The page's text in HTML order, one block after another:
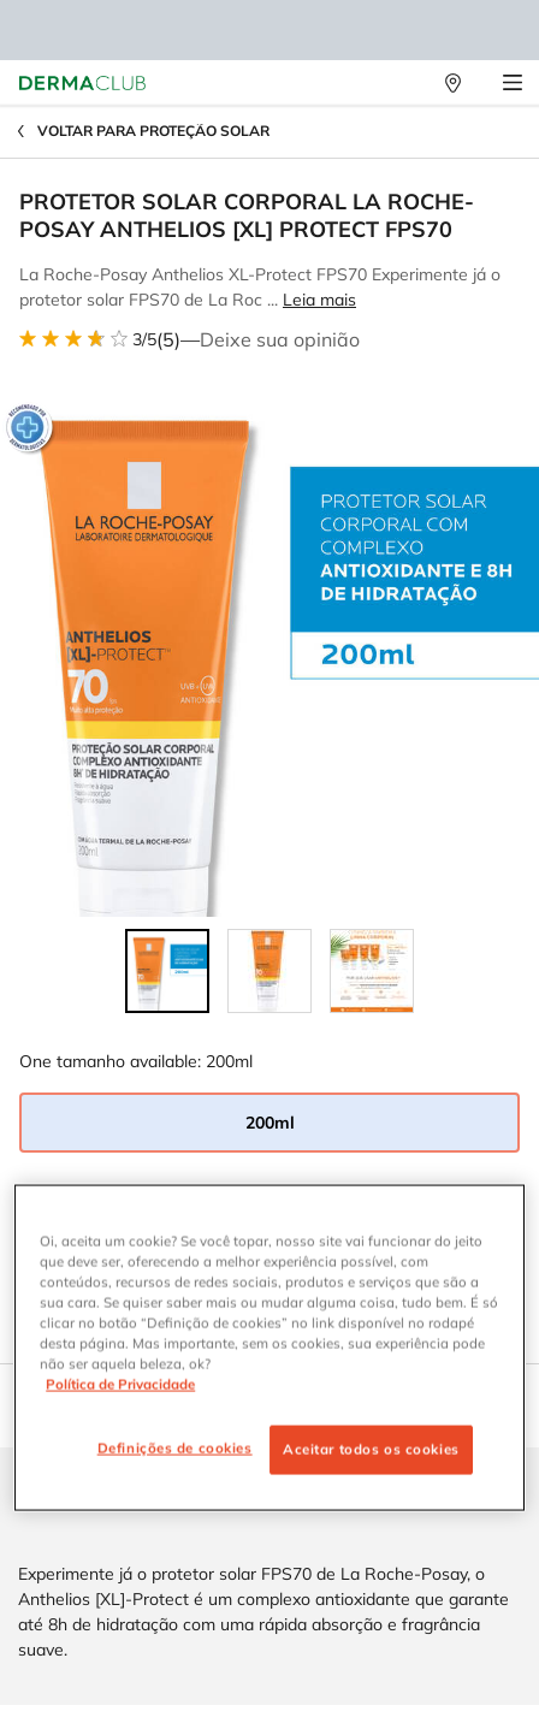
Lojas
VOLTAR PARA PROTEÇÃO SOLAR
PROTETOR SOLAR CORPORAL LA ROCHE-
POSAY ANTHELIOS [XL] PROTECT FPS70
La Roche-Posay Anthelios XL-Protect FPS70 Experimente já o
protetor solar FPS70 de La Roc ... Leia mais
3/5(5)—Deixe sua opinião
One tamanho available: 200ml
Selected
200ml
, 1 of 1
ENCONTRE SEU PROTETOR SOLAR IDEAL
Responda ao teste para descobrir o protetor solar
ideal para a sua pele.
COMO APLICAR BENEFÍCIOS
Experimente já o protetor solar FPS70 de La Roche-Posay, o
Anthelios [XL]-Protect é um complexo antioxidante que garante
até 8h de hidratação com uma rápida absorção e fragrância
suave.
Oi, aceita um cookie? Se você topar, nosso site vai funcionar do jeito
que deve ser, oferecendo a melhor experiência possível, com
conteúdos, recursos de redes sociais, produtos e serviços que são a
sua cara. Se quiser saber mais ou mudar alguma coisa, tudo bem. É só
clicar no botão “Definição de cookies” no link disponível no rodapé
desta página. Mas importante, sem os cookies, sua experiência pode
não ser aquela beleza, ok?
Política de Privacidade
Definições de cookies Aceitar todos os cookies